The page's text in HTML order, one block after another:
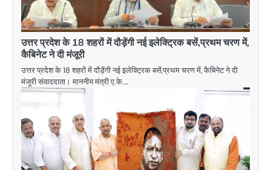
उत्तर प्रदेश के 18 शहरों में दौड़ेंगी नई इलेक्ट्रिक बसें,प्रथम चरण में,
कैबिनेट ने दी मंजूरी
उत्तर प्रदेश के 18 शहरों में दौड़ेंगी नई इलेक्ट्रिक बसें,प्रथम चरण में, कैबिनेट ने दी
मंजूरी संवाददाता। माननीय मंत्री ए.के.…